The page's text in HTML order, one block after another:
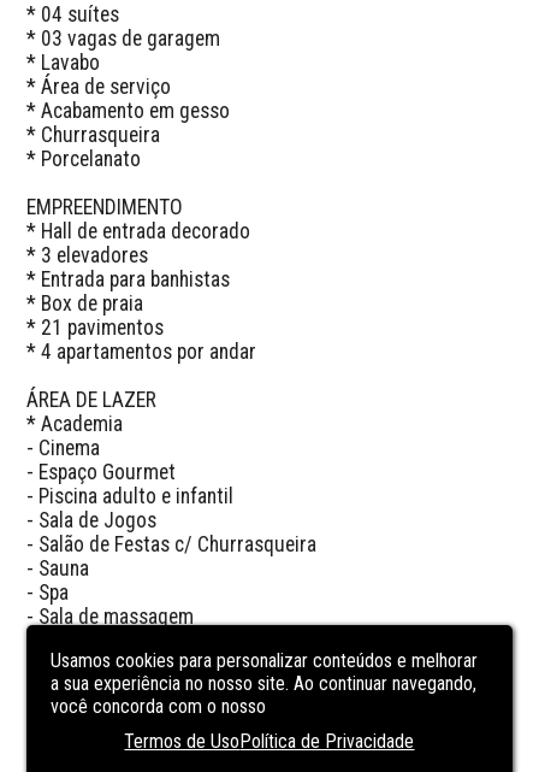
* 04 suítes
* 03 vagas de garagem
* Lavabo
* Área de serviço
* Acabamento em gesso
* Churrasqueira
* Porcelanato
EMPREENDIMENTO
* Hall de entrada decorado
* 3 elevadores
* Entrada para banhistas
* Box de praia
* 21 pavimentos
* 4 apartamentos por andar
ÁREA DE LAZER
* Academia
- Cinema
- Espaço Gourmet
- Piscina adulto e infantil
- Sala de Jogos
- Salão de Festas c/ Churrasqueira
- Sauna
- Spa
- Sala de massagem
- Área Privativa: 229 m²
- Data de entrega: 2014
- Construtora: Du-Art
Usamos cookies para personalizar conteúdos e melhorar
a sua experiência no nosso site. Ao continuar navegando,
você concorda com o nosso
Termos de UsoPolítica de Privacidade